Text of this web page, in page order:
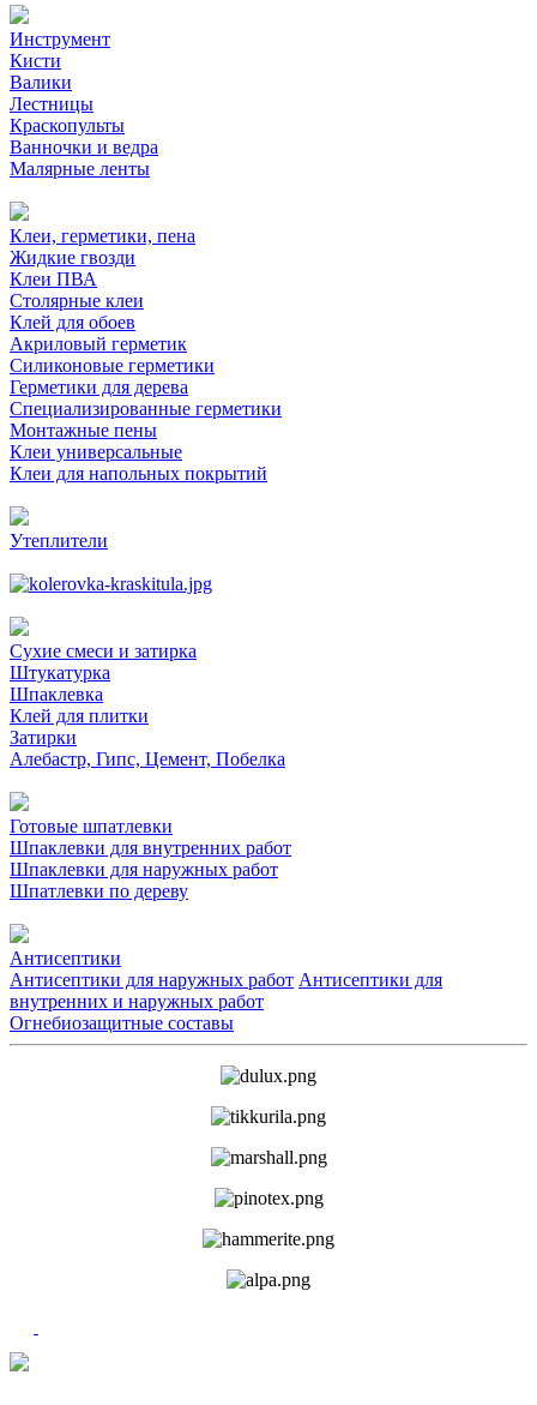
Инструмент
Кисти
Валики
Лестницы
Краскопульты
Ванночки и ведра
Малярные ленты
Клеи, герметики, пена
Жидкие гвозди
Клеи ПВА
Столярные клеи
Клей для обоев
Акриловый герметик
Силиконовые герметики
Герметики для дерева
Специализированные герметики
Монтажные пены
Клеи универсальные
Клеи для напольных покрытий
Утеплители
Сухие смеси и затирка
Штукатурка
Шпаклевка
Клей для плитки
Затирки
Алебастр, Гипс, Цемент, Побелка
Готовые шпатлевки
Шпаклевки для внутренних работ
Шпаклевки для наружных работ
Шпатлевки по дереву
Антисептики
Антисептики для наружных работ Антисептики для
внутренних и наружных работ
Огнебиозащитные составы